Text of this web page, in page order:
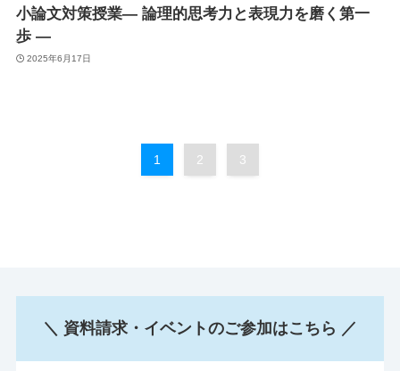
小論文対策授業— 論理的思考力と表現力を磨く第一
歩 —
2025年6月17日
1 2 3
＼ 資料請求・イベントのご参加はこちら ／